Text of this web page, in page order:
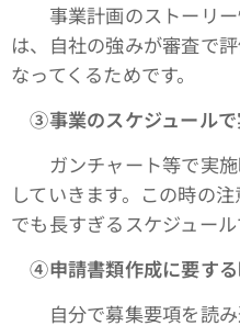
事業計画のストーリー
は、自社の強みが審査で
なってくるためです。
③事業のスケジュールで
ガンチャート等で実施
していきます。この時の
でも長すぎるスケジュール
④申請書類作成に要する
自分で募集要項を読み